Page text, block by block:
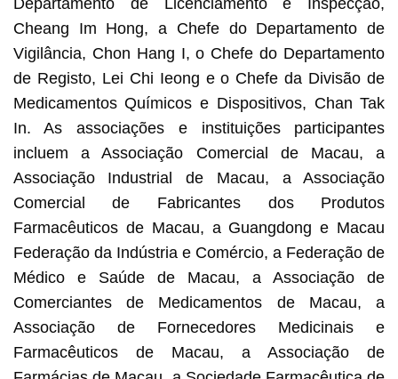
Cheang Im Hong, a Chefe do Departamento de
Vigilância, Chon Hang I, o Chefe do Departamento
de Registo, Lei Chi Ieong e o Chefe da Divisão de
Medicamentos Químicos e Dispositivos, Chan Tak
In. As associações e instituições participantes
incluem a Associação Comercial de Macau, a
Associação Industrial de Macau, a Associação
Comercial de Fabricantes dos Produtos
Farmacêuticos de Macau, a Guangdong e Macau
Federação da Indústria e Comércio, a Federação de
Médico e Saúde de Macau, a Associação de
Comerciantes de Medicamentos de Macau, a
Associação de Fornecedores Medicinais e
Farmacêuticos de Macau, a Associação de